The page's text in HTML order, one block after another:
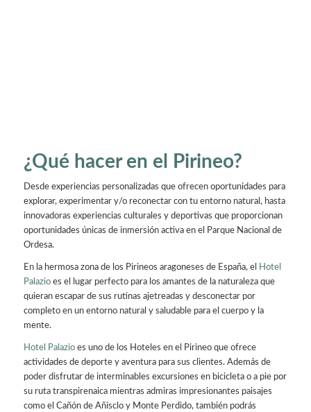
¿Qué hacer en el Pirineo?
Desde experiencias personalizadas que ofrecen oportunidades para
explorar, experimentar y/o reconectar con tu entorno natural, hasta
innovadoras experiencias culturales y deportivas que proporcionan
oportunidades únicas de inmersión activa en el Parque Nacional de
Ordesa.
En la hermosa zona de los Pirineos aragoneses de España, el
Hotel
Palazioes el lugar perfecto para los amantes de la naturaleza que
quieran escapar de sus rutinas ajetreadas y desconectar por
completo en un entorno natural y saludable para el cuerpo y la
mente.
Hotel Palazioes uno de los Hoteles en el Pirineo que ofrece
actividades de deporte y aventura para sus clientes. Además de
poder disfrutar de interminables excursiones en bicicleta o a pie por
su ruta transpirenaica mientras admiras impresionantes paisajes
como el Cañón de Añisclo y Monte Perdido, también podrás